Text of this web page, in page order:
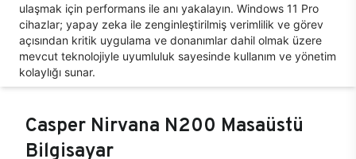
ulaşmak için performans ile anı yakalayın. Windows 11 Pro
cihazlar; yapay zeka ile zenginleştirilmiş verimlilik ve görev
açısından kritik uygulama ve donanımlar dahil olmak üzere
mevcut teknolojiyle uyumluluk sayesinde kullanım ve yönetim
kolaylığı sunar.
Casper Nirvana N200 Masaüstü
Bilgisayar